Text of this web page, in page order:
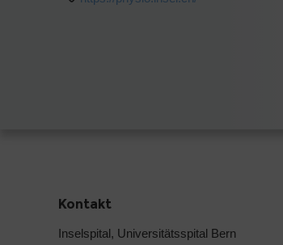
Kontakt
Inselspital, Universitätsspital Bern